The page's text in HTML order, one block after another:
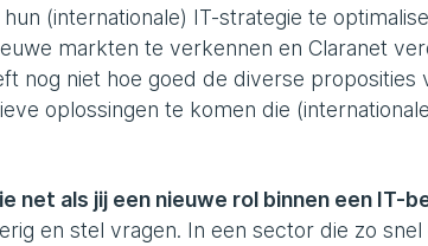
(internationale) IT-strategie te
markten te verkennen en Claranet
nog niet hoe goed de diverse proposities
oplossingen te komen die
net als jij een nieuwe rol binnen een IT-
en stel vragen. In een sector die zo